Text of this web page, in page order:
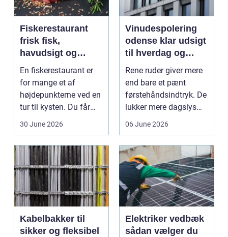
Fiskerestaurant
frisk fisk,
havudsigt og
afslappet
atmosfære
En fiskerestaurant er
for mange et af
højdepunkterne ved en
tur til kysten. Du får
friskfanget fisk,...
30 June 2026
Vinudespolering
odense klar udsigt
til hverdag og
erhverv
Rene ruder giver mere
end bare et pænt
førstehåndsindtryk. De
lukker mere dagslys
ind, giver et lett...
06 June 2026
Kabelbakker til
sikker og fleksibel
Elektriker vedbæk
sådan vælger du